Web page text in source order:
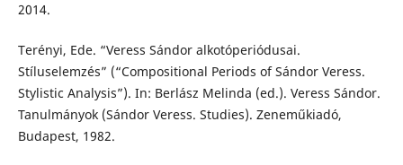
2014.
Terényi, Ede. “Veress Sándor alkotóperiódusai.
Stíluselemzés” (“Compositional Periods of Sándor Veress.
Stylistic Analysis”). In: Berlász Melinda (ed.). Veress Sándor.
Tanulmányok (Sándor Veress. Studies). Zeneműkiadó,
Budapest, 1982.